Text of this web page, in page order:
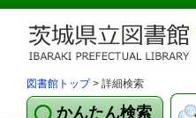
図書館トップ> 詳細検索
かんたん検索